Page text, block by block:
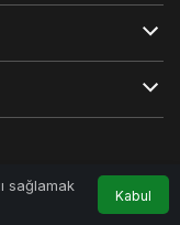
sağlamak
Kabul
Bildirimler
0
Haber
Haberleri
Çelik